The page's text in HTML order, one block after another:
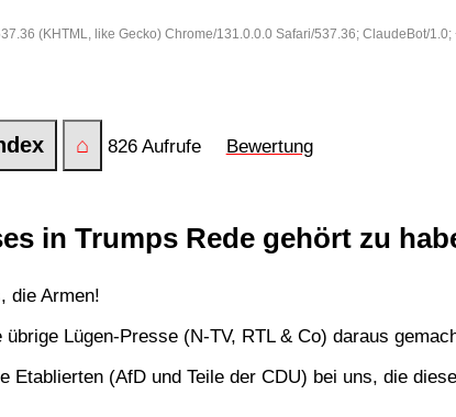
(KHTML, like Gecko) Chrome/131.0.0.0 Safari/537.36; ClaudeBot/
⌂ 826 Aufrufe Bewertung
in Trumps Rede gehört zu
die Armen!
Lügen-Presse (N-TV, RTL & Co) daraus
(AfD und Teile der CDU) bei uns, die